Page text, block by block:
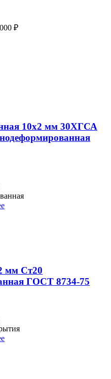
₽
10х2 мм 30ХГСА
мм Ст20
ГОСТ 8734-75